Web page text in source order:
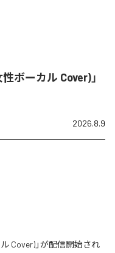
ボーカル Cover)」
2026.8.9
Cover)」が配信開始され